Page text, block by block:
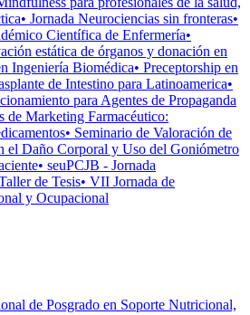
• Jornada Neurociencias sin fronteras•
Científica de Enfermería•
estática de órganos y donación en
Ingeniería Biomédica• Preceptorship en
de Intestino para Latinoamerica•
para Agentes de Propaganda
de Marketing Farmacéutico:
• Seminario de Valoración de
el Daño Corporal y Uso del Goniómetro
• seuPCJB - Jornada
de Tesis• VII Jornada de
y Ocupacional
de Posgrado en Soporte Nutricional,